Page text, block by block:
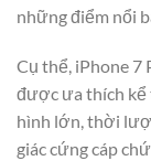
những điểm nổi
Cụ thể, iPhone 7
được ưa thích kể
hình lớn, thời
giác cứng cáp